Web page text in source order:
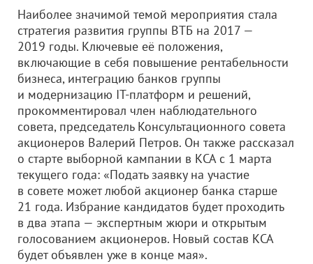
Наиболее значимой темой мероприятия стала
стратегия развития группы ВТБ на 2017 —
2019 годы. Ключевые её положения,
включающие в себя повышение рентабельности
бизнеса, интеграцию банков группы
и модернизацию IT-платформ и решений,
прокомментировал член наблюдательного
совета, председатель Консультационного совета
акционеров Валерий Петров. Он также рассказал
о старте выборной кампании в КСА с 1 марта
текущего года: «Подать заявку на участие
в совете может любой акционер банка старше
21 года. Избрание кандидатов будет проходить
в два этапа — экспертным жюри и открытым
голосованием акционеров. Новый состав КСА
будет объявлен уже в конце мая».